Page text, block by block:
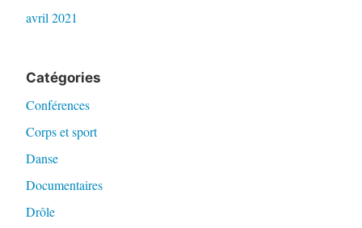
avril 2021
Catégories
Conférences
Corps et sport
Danse
Documentaires
Drôle